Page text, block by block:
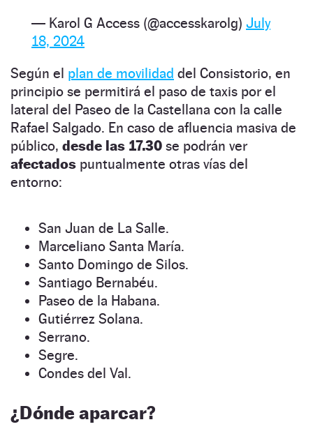
— Karol G Access (@accesskarolg) July
18, 2024
Según el plan de movilidad del Consistorio, en
principio se permitirá el paso de taxis por el
lateral del Paseo de la Castellana con la calle
Rafael Salgado. En caso de afluencia masiva de
público, desde las 17.30 se podrán ver
afectados puntualmente otras vías del
entorno:
San Juan de La Salle.
Marceliano Santa María.
Santo Domingo de Silos.
Santiago Bernabéu.
Paseo de la Habana.
Gutiérrez Solana.
Serrano.
Segre.
Condes del Val.
¿Dónde aparcar?